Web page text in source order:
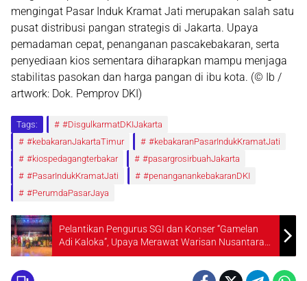
mengingat Pasar Induk Kramat Jati merupakan salah satu
pusat distribusi pangan strategis di Jakarta. Upaya
pemadaman cepat, penanganan pascakebakaran, serta
penyediaan kios sementara diharapkan mampu menjaga
stabilitas pasokan dan harga pangan di ibu kota. (© Ib /
artwork: Dok. Pemprov DKI)
Tags:
#DisgulkarmatDKIJakarta
#kebakaranJakartaTimur
#kebakaranPasarIndukKramatJati
#kiospedagangterbakar
#pasargrosirbuahJakarta
#PasarIndukKramatJati
#penanganankebakaranDKI
#PerumdaPasarJaya
Pelantikan Pengurus SGI dan Konser “Gamelan
Adi Kaloka”, Upaya Merawat Warisan Nusantara
di Era Modern